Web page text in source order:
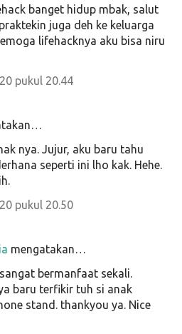
banget hidup mbak, salut
juga deh ke keluarga
lifehacknya aku bisa niru
pukul 20.44
nya. Jujur, aku baru tahu
seperti ini lho kak. Hehe.
pukul 20.50
mengatakan…
bermanfaat sekali.
baru terfikir tuh si anak
stand. thankyou ya. Nice